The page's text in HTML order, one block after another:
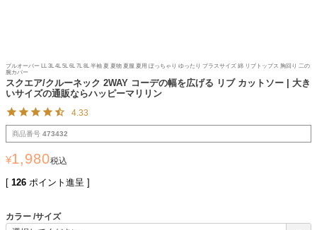
プルオーバー LL 3L 4L 5L 6L 7L 8L 半袖 夏 夏物 夏服 夏用 ぽっちゃり ゆったり プラスサイズ 綿 リブトップス 胸回り 二の
腕カバー
スクエア/クルーネック 2WAY コーデの幅を広げる リブ カットソー | 大き
いサイズの通販ならハッピーマリリン
4.33
商品番号 473432
¥1,980税込
[ 126 ポイント進呈 ]
カラー サイズ